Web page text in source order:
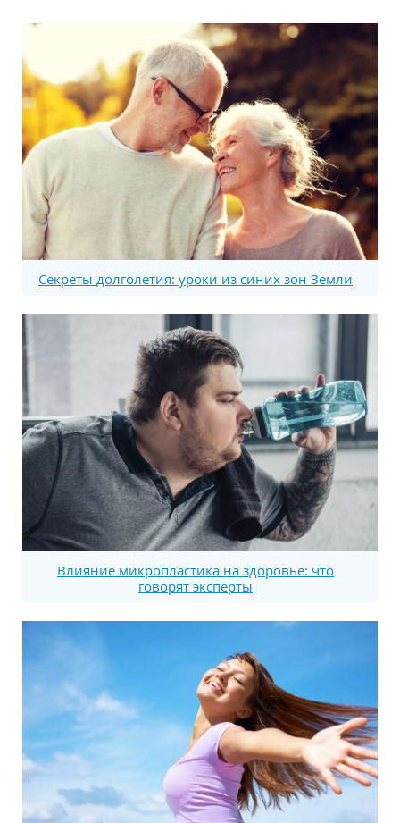
Секреты долголетия: уроки из синих зон Земли
Влияние микропластика на здоровье: что
говорят эксперты